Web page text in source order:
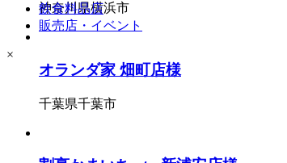
神奈川県横浜市
オランダ家 畑町店様
千葉県千葉市
飲食料品店
販売店・イベント
×